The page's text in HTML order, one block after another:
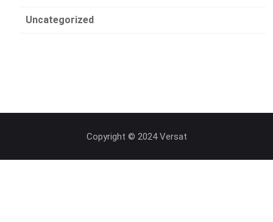
Uncategorized
Copyright © 2024 Versat